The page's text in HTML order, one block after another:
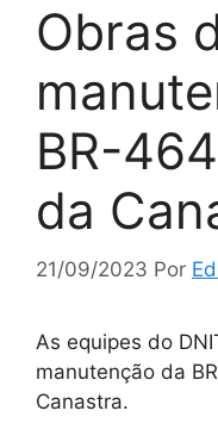
Obras
BR-
da
21/09/2023 Por
As equipes do
manutenção da
Canastra.